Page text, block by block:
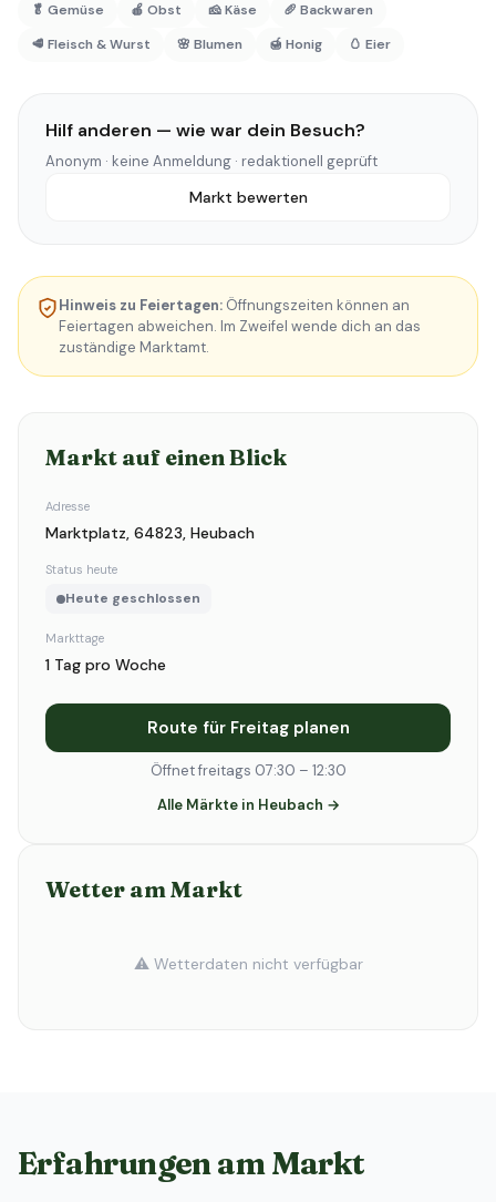
🥬 Gemüse 🍎 Obst 🧀 Käse
🥖 Backwaren
🥩 Fleisch & Wurst
🌸 Blumen 🍯 Honig 🥚 Eier
Hilf anderen — wie war dein Besuch?
Anonym · keine Anmeldung · redaktionell geprüft
Markt bewerten
Hinweis zu Feiertagen: Öffnungszeiten können an
Feiertagen abweichen. Im Zweifel wende dich an das
zuständige Marktamt.
Markt auf einen Blick
Adresse
Marktplatz, 64823, Heubach
Status heute
Heute geschlossen
Markttage
1 Tag pro Woche
Route für Freitag planen
Öffnet freitags 07:30 – 12:30
Alle Märkte in Heubach →
Wetter am Markt
⚠️ Wetterdaten nicht verfügbar
Erfahrungen am Markt